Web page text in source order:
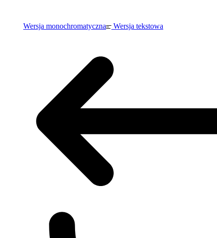
Wersja monochromatyczna Wersja tekstowa